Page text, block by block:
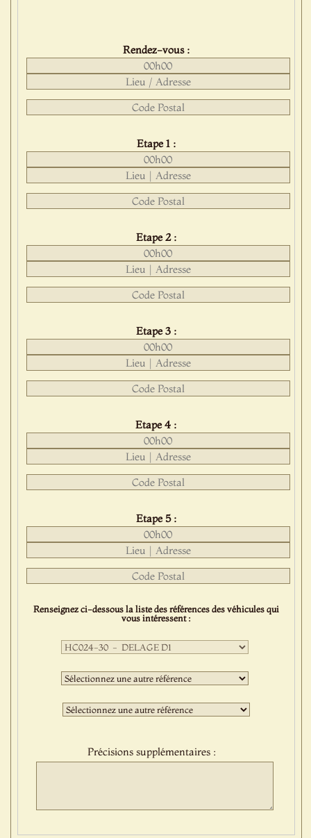
Rendez-vous :
Etape 1 :
Etape 2 :
Etape 3 :
Etape 4 :
Etape 5 :
Renseignez ci-dessous la liste des références des véhicules qui
vous intéressent :
Première
sélection
:Deuxième
sélection
:Troisième
sélection
Précisions supplémentaires :